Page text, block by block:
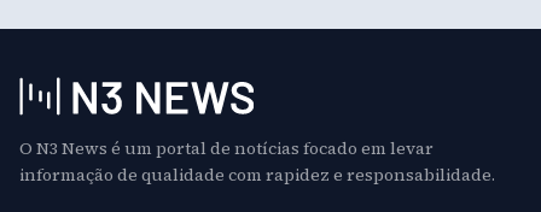
O N3 News é um portal de notícias focado em levar
informação de qualidade com rapidez e responsabilidade.